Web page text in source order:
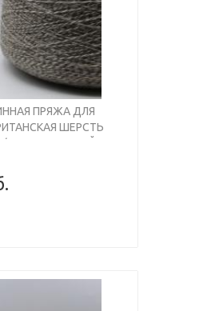
ПРЯЖА ДЛЯ
ШЕРСТЬ
100ГР, БЕЖЕВЫЙ